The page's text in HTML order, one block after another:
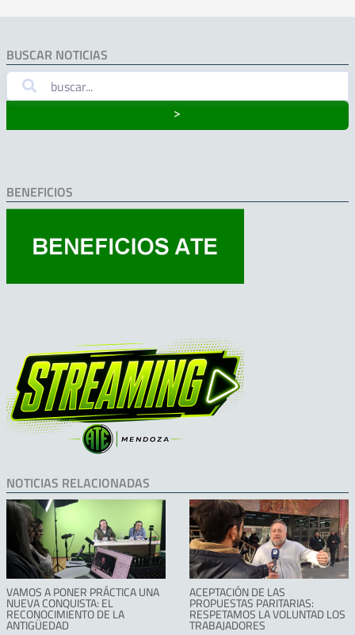
BUSCAR NOTICIAS
˃
BENEFICIOS
NOTICIAS RELACIONADAS
VAMOS A PONER PRÁCTICA UNA
NUEVA CONQUISTA: EL
RECONOCIMIENTO DE LA
ANTIGÜEDAD
ACEPTACIÓN DE LAS
PROPUESTAS PARITARIAS:
RESPETAMOS LA VOLUNTAD LOS
TRABAJADORES